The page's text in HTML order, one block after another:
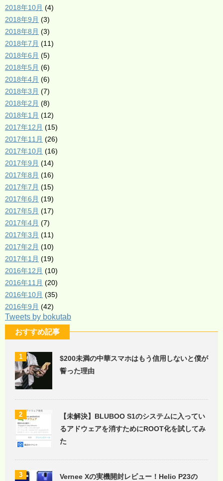
2018年10月 (4)
2018年9月 (3)
2018年8月 (3)
2018年7月 (11)
2018年6月 (5)
2018年5月 (6)
2018年4月 (6)
2018年3月 (7)
2018年2月 (8)
2018年1月 (12)
2017年12月 (15)
2017年11月 (26)
2017年10月 (16)
2017年9月 (14)
2017年8月 (16)
2017年7月 (15)
2017年6月 (19)
2017年5月 (17)
2017年4月 (7)
2017年3月 (11)
2017年2月 (10)
2017年1月 (19)
2016年12月 (10)
2016年11月 (20)
2016年10月 (35)
2016年9月 (42)
Tweets by bokutab
おすすめ記事
1
$200未満の中華スマホはもう信用しないと僕が
誓った理由
2
【未解決】BLUBOO S1のシステムに入ってい
るアドウェアを消すためにROOT化を試してみ
た
3
Vernee Xの実機開封レビュー！Helio P23の